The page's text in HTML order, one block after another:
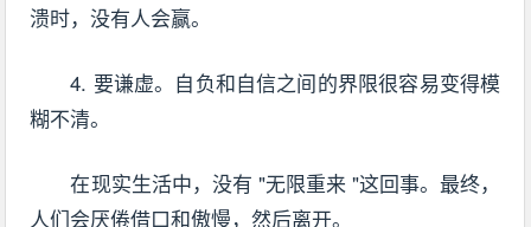
溃时，没有人会赢。
4. 要谦虚。自负和自信之间的界限很容易变得模
糊不清。
在现实生活中，没有 "无限重来 "这回事。最终，
人们会厌倦借口和傲慢，然后离开。